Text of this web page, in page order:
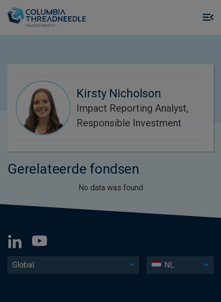
Kirsty Nicholson
Impact Reporting Analyst,
Responsible Investment
Gerelateerde fondsen
No data was found
Global NL